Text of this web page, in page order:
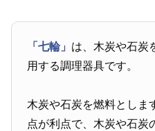
「七輪」 は、木炭や石炭
用する調理器具です。
木炭や石炭を燃料としま
点が利点で、木炭や石炭